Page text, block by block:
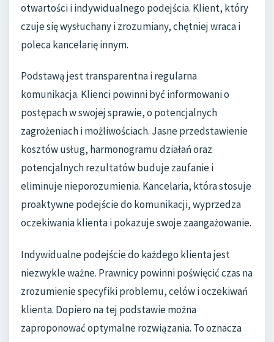
otwartości i indywidualnego podejścia. Klient, który
czuje się wysłuchany i zrozumiany, chętniej wraca i
poleca kancelarię innym.
Podstawą jest transparentna i regularna
komunikacja. Klienci powinni być informowani o
postępach w swojej sprawie, o potencjalnych
zagrożeniach i możliwościach. Jasne przedstawienie
kosztów usług, harmonogramu działań oraz
potencjalnych rezultatów buduje zaufanie i
eliminuje nieporozumienia. Kancelaria, która stosuje
proaktywne podejście do komunikacji, wyprzedza
oczekiwania klienta i pokazuje swoje zaangażowanie.
Indywidualne podejście do każdego klienta jest
niezwykle ważne. Prawnicy powinni poświęcić czas na
zrozumienie specyfiki problemu, celów i oczekiwań
klienta. Dopiero na tej podstawie można
zaproponować optymalne rozwiązania. To oznacza